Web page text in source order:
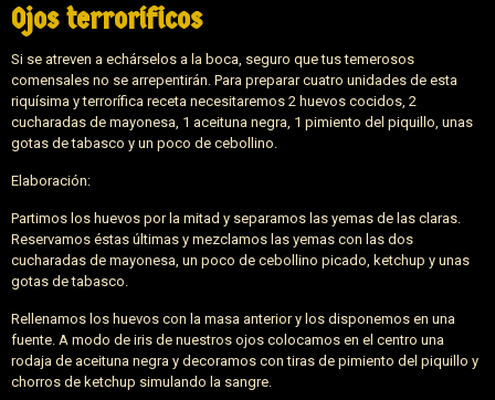
Ojos terroríficos
Si se atreven a echárselos a la boca, seguro que tus temerosos
comensales no se arrepentirán. Para preparar cuatro unidades de esta
riquísima y terrorífica receta necesitaremos 2 huevos cocidos, 2
cucharadas de mayonesa, 1 aceituna negra, 1 pimiento del piquillo, unas
gotas de tabasco y un poco de cebollino.
Elaboración:
Partimos los huevos por la mitad y separamos las yemas de las claras.
Reservamos éstas últimas y mezclamos las yemas con las dos
cucharadas de mayonesa, un poco de cebollino picado, ketchup y unas
gotas de tabasco.
Rellenamos los huevos con la masa anterior y los disponemos en una
fuente. A modo de iris de nuestros ojos colocamos en el centro una
rodaja de aceituna negra y decoramos con tiras de pimiento del piquillo y
chorros de ketchup simulando la sangre.